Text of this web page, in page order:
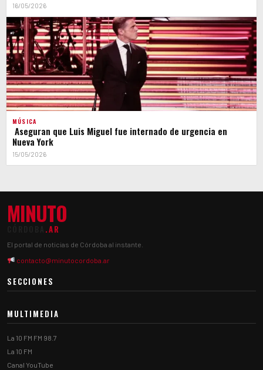
16/05/2026
MÚSICA
Aseguran que Luis Miguel fue internado de urgencia en
Nueva York
15/05/2026
MINUTO
.AR
El portal de noticias de Córdoba al instante.
contacto@minutocordoba.ar
SECCIONES
MULTIMEDIA
La 10 FM FM 98.7
La 10 FM
Canal YouTube